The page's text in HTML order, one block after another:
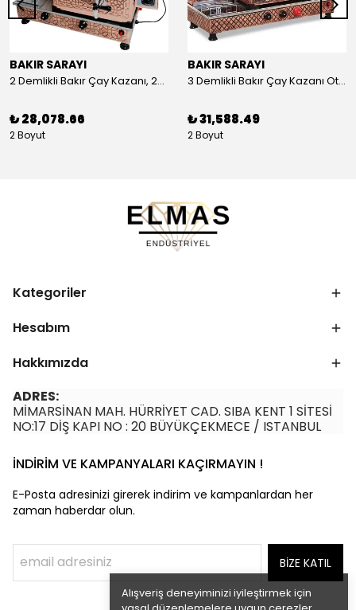
Alışveriş deneyiminizi iyileştirmek için
BAKIR SARAYI
2 Demlikli Bakır Çay Kazanı, 25 Litre
₺ 28,078.66
2 Boyut
BAKIR SARAYI
3 Demlikli Bakır Çay Kazanı Otomatik, 30 Litre
₺ 31,588.49
2 Boyut
Kategoriler
Hesabım
Hakkımızda
ADRES:
MİMARSİNAN MAH. HÜRRİYET CAD. SIBA KENT 1 SİTESİ
NO:17 DİŞ KAPI NO : 20 BÜYÜKÇEKMECE / ISTANBUL
İNDİRİM VE KAMPANYALARI KAÇIRMAYIN !
E-Posta adresinizi girerek indirim ve kampanlardan her
zaman haberdar olun.
BİZE KATIL